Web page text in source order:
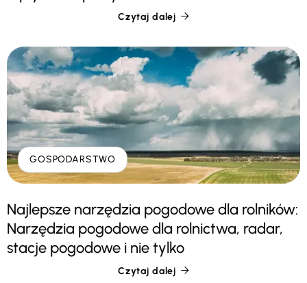
Czytaj dalej 
GOSPODARSTWO
Najlepsze narzędzia pogodowe dla rolników:
Narzędzia pogodowe dla rolnictwa, radar,
stacje pogodowe i nie tylko
Czytaj dalej 